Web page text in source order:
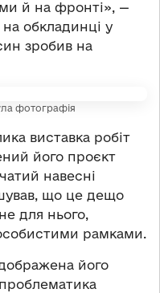
й на фронті», —
обкладинці у
зробив на
фотографія
виставка робіт
його проєкт
навесні
що це дещо
для нього,
рамками.
його